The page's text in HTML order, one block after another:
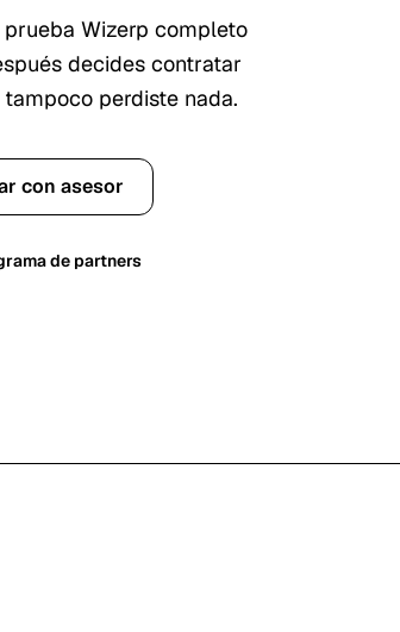
Wizerp completo
decides contratar
perdiste nada.
con asesor
de partners